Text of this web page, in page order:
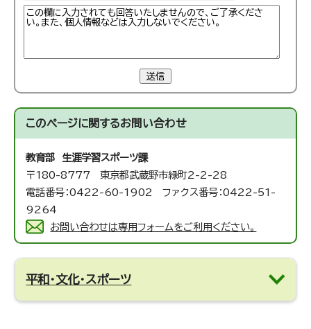
送信
このページに関するお問い合わせ
教育部 生涯学習スポーツ課
〒180-8777 東京都武蔵野市緑町2-2-28
電話番号：0422-60-1902 ファクス番号：0422-51-
9264
お問い合わせは専用フォームをご利用ください。
平和・文化・スポーツ